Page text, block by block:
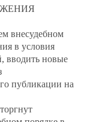
внесудебном
в условия
вводить новые
публикации на